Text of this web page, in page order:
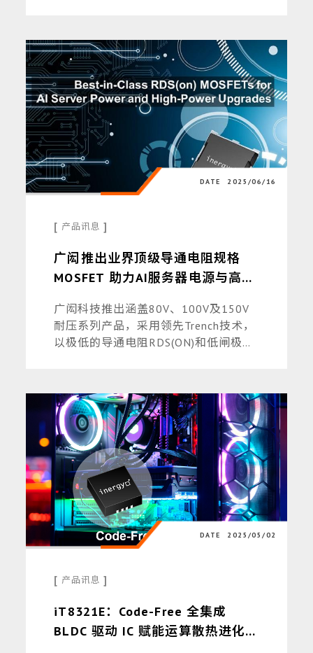
DATE 2025/06/16
[ 产品讯息 ]
广闳推出业界顶级导通电阻规格
MOSFET 助力AI服务器电源与高功
广闳科技推出涵盖80V、100V及150V
耐压系列产品，采用领先Trench技术，
以极低的导通电阻RDS(ON)和低闸极电
DATE 2025/05/02
[ 产品讯息 ]
iT8321E：Code-Free 全集成
BLDC 驱动 IC 赋能运算散热进化